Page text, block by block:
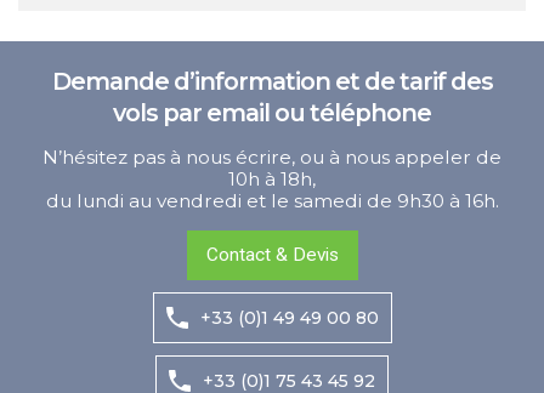
Demande d’information et de tarif des
vols par email ou téléphone
N’hésitez pas à nous écrire, ou à nous appeler de
10h à 18h,
du lundi au vendredi et le samedi de 9h30 à 16h.
Contact & Devis
+33 (0)1 49 49 00 80
+33 (0)1 75 43 45 92